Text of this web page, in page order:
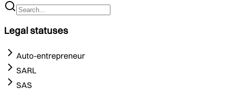
Legal statuses
Auto-entrepreneur
SARL
SAS